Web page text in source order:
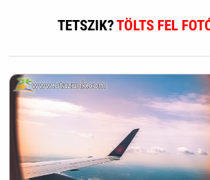
TETSZIK?TÖLTS FEL